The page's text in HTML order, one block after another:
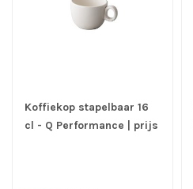
Koffiekop stapelbaar 16
cl - Q Performance | prijs